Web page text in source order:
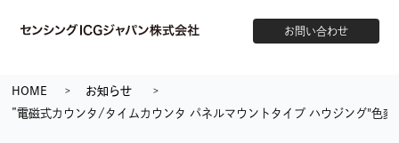
お問い合わせ
HOME
お知らせ
”電磁式カウンタ/タイムカウンタ パネルマウントタイプ ハウジング"色変